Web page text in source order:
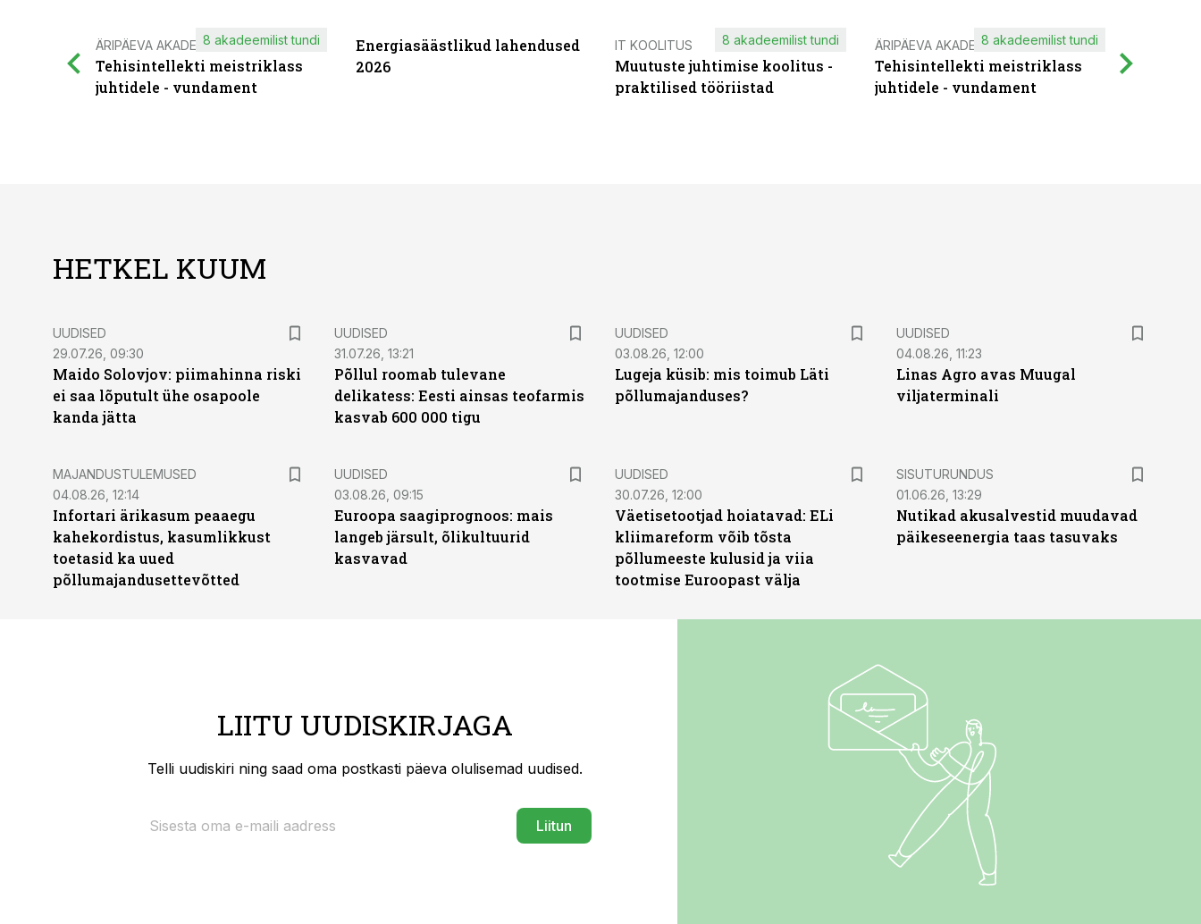
ÄRIPÄEVA AKADEEMIA
Tehisintellekti meistriklass
juhtidele - vundament
8 akadeemilist tundi
Energiasäästlikud lahendused
2026
IT KOOLITUS
Muutuste juhtimise koolitus -
praktilised tööriistad
8 akadeemilist tundi ÄRIPÄEVA AKADEEMIA
Tehisintellekti meistriklass
juhtidele - vundament
8 akadeemilist tundi
HETKEL KUUM
UUDISED
29.07.26, 09:30
Maido Solovjov: piimahinna riski
ei saa lõputult ühe osapoole
kanda jätta
UUDISED
31.07.26, 13:21
Põllul roomab tulevane
delikatess: Eesti ainsas teofarmis
kasvab 600 000 tigu
UUDISED
03.08.26, 12:00
Lugeja küsib: mis toimub Läti
põllumajanduses?
UUDISED
04.08.26, 11:23
Linas Agro avas Muugal
viljaterminali
MAJANDUSTULEMUSED
04.08.26, 12:14
Infortari ärikasum peaaegu
kahekordistus, kasumlikkust
toetasid ka uued
põllumajandusettevõtted
UUDISED
03.08.26, 09:15
Euroopa saagiprognoos: mais
langeb järsult, õlikultuurid
kasvavad
UUDISED
30.07.26, 12:00
Väetisetootjad hoiatavad: ELi
kliimareform võib tõsta
põllumeeste kulusid ja viia
tootmise Euroopast välja
ST
SISUTURUNDUS
01.06.26, 13:29
Nutikad akusalvestid muudavad
päikeseenergia taas tasuvaks
LIITU UUDISKIRJAGA
Telli uudiskiri ning saad oma postkasti päeva olulisemad uudised.
Liitun